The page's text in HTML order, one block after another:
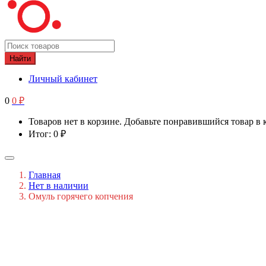
Найти
Личный кабинет
0 0 ₽
Товаров нет в корзине. Добавьте понравившийся товар в
Итог: 0 ₽
Главная
Нет в наличии
Омуль горячего копчения